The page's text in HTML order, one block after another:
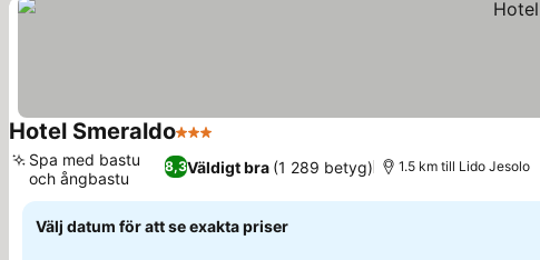
Hotel Smeraldo3 Stjärnor
8,3Väldigt bra (1 289 betyg)
Spa med bastu
och ångbastu
1.5 km till Lido Jesolo
Välj datum för att se exakta priser